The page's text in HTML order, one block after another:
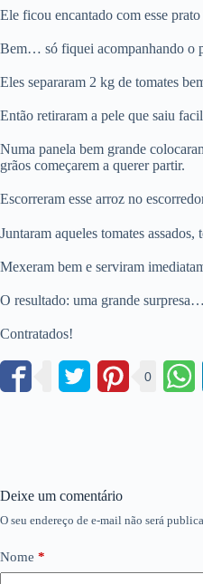
Ele ficou encantado com esse
Bem… só fiquei acompanhando o
Eles separaram 2 kg de tomates
Então retiraram a pele que saiu
Numa panela bem grande
grãos começarem a querer partir.
Escorreram esse arroz no
Juntaram aqueles tomates
Mexeram bem e serviram
O resultado: uma grande
Contratados!
0
Deixe um comentário
O seu endereço de e-mail não será
Nome *